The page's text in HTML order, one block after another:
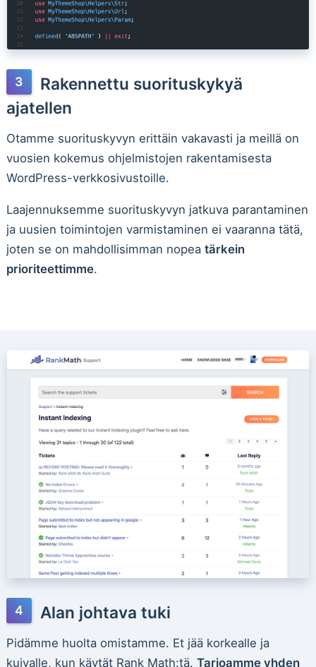
Rakennettu suorituskykyä
ajatellen
Otamme suorituskyvyn erittäin vakavasti ja meillä on
vuosien kokemus ohjelmistojen rakentamisesta
WordPress-verkkosivustoille.
Laajennuksemme suorituskyvyn jatkuva parantaminen
ja uusien toimintojen varmistaminen ei vaaranna tätä,
joten se on mahdollisimman nopea tärkein
prioriteettimme.
Alan johtava tuki
Pidämme huolta omistamme. Et jää korkealle ja
kuivalle, kun käytät Rank Math:tä. Tarjoamme yhden